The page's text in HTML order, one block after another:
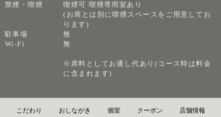
禁煙・喫煙
喫煙可 喫煙専用室あり
(お席とは別に喫煙スペースをご用意してお
ります)
駐車場
無
Wi-Fi
無
※席料としてお通し代あり(コース時は料金
に含まれます)
こだわり おしながき 個室 クーポン 店舗情報